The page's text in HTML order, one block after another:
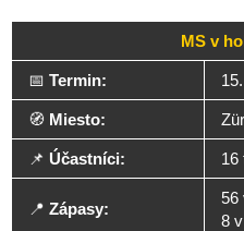
MS v
📅 Termin:
🧭 Miesto:
📌 Účastníci: 16
📍 Zápasy:
56
8